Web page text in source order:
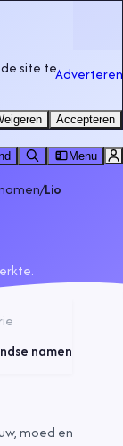
Adverteren
Menu
/Lio
namen
moed en
site te
Accepteren